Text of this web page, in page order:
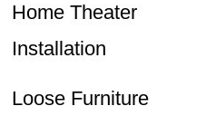
Home Theater
Installation
Loose Furniture